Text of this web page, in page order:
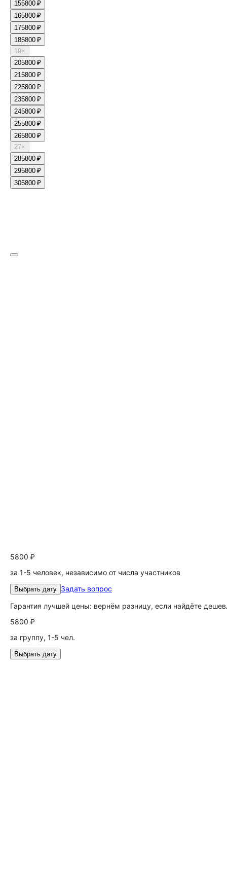
155800 ₽
165800 ₽
175800 ₽
185800 ₽
19×
205800 ₽
215800 ₽
225800 ₽
235800 ₽
245800 ₽
255800 ₽
265800 ₽
27×
285800 ₽
295800 ₽
305800 ₽
5800 ₽
за 1-5 человек, независимо от числа участников
Выбрать дату Задать вопрос
Гарантия лучшей цены: вернём разницу, если найдёте
5800 ₽
за группу, 1-5 чел.
Выбрать дату